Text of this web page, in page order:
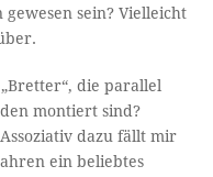
gewesen sein? Vielleicht
die parallel
montiert sind?
dazu fällt mir
ein beliebtes